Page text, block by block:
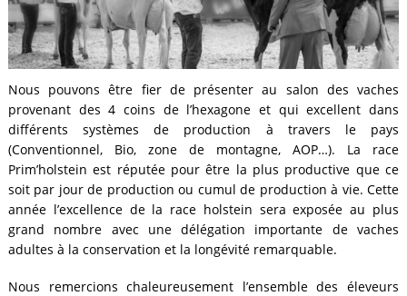
Nous pouvons être fier de présenter au salon des vaches
provenant des 4 coins de l’hexagone et qui excellent dans
différents systèmes de production à travers le pays
(Conventionnel, Bio, zone de montagne, AOP…). La race
Prim’holstein est réputée pour être la plus productive que ce
soit par jour de production ou cumul de production à vie. Cette
année l’excellence de la race holstein sera exposée au plus
grand nombre avec une délégation importante de vaches
adultes à la conservation et la longévité remarquable.
Nous remercions chaleureusement l’ensemble des éleveurs